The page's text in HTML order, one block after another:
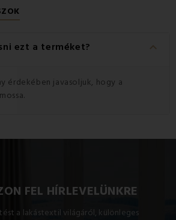
ezt a terméket? keyboard_arrow_down
érdekében javasoljuk, hogy a
FEL HÍRLEVELÜNKRE
a lakástextil világáról, különleges